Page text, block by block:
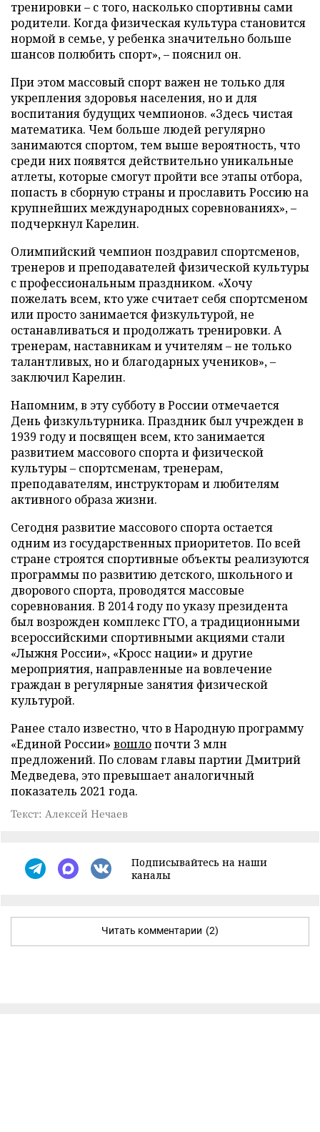
тренировки – с того, насколько спортивны сами
родители. Когда физическая культура становится
нормой в семье, у ребенка значительно больше
шансов полюбить спорт», – пояснил он.
При этом массовый спорт важен не только для
укрепления здоровья населения, но и для
воспитания будущих чемпионов. «Здесь чистая
математика. Чем больше людей регулярно
занимаются спортом, тем выше вероятность, что
среди них появятся действительно уникальные
атлеты, которые смогут пройти все этапы отбора,
попасть в сборную страны и прославить Россию на
крупнейших международных соревнованиях», –
подчеркнул Карелин.
Олимпийский чемпион поздравил спортсменов,
тренеров и преподавателей физической культуры
с профессиональным праздником. «Хочу
пожелать всем, кто уже считает себя спортсменом
или просто занимается физкультурой, не
останавливаться и продолжать тренировки. А
тренерам, наставникам и учителям – не только
талантливых, но и благодарных учеников», –
заключил Карелин.
Напомним, в эту субботу в России отмечается
День физкультурника. Праздник был учрежден в
1939 году и посвящен всем, кто занимается
развитием массового спорта и физической
культуры – спортсменам, тренерам,
преподавателям, инструкторам и любителям
активного образа жизни.
Сегодня развитие массового спорта остается
одним из государственных приоритетов. По всей
стране строятся спортивные объекты реализуются
программы по развитию детского, школьного и
дворового спорта, проводятся массовые
соревнования. В 2014 году по указу президента
был возрожден комплекс ГТО, а традиционными
всероссийскими спортивными акциями стали
«Лыжня России», «Кросс нации» и другие
мероприятия, направленные на вовлечение
граждан в регулярные занятия физической
культурой.
Ранее стало известно, что в Народную программу
«Единой России» вошлопочти 3 млн
предложений. По словам главы партии Дмитрий
Медведева, это превышает аналогичный
показатель 2021 года.
Текст: Алексей Нечаев
Подписывайтесь на наши
каналы
Читать комментарии (2)